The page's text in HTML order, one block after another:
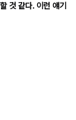
것 같다. 이런 얘기